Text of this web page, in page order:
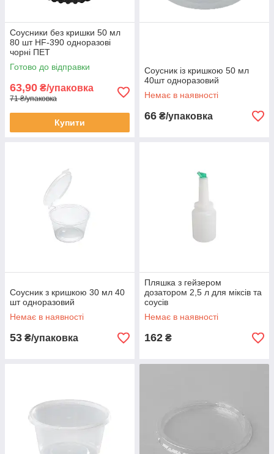
Соусники без кришки 50 мл
80 шт HF-390 одноразові
чорні ПЕТ
Готово до відправки
63,90 ₴/упаковка
71 ₴/упаковка
Купити
Соусник із кришкою 50 мл
40шт одноразовий
Немає в наявності
66 ₴/упаковка
Соусник з кришкою 30 мл 40
шт одноразовий
Немає в наявності
53 ₴/упаковка
Пляшка з гейзером
дозатором 2,5 л для міксів та
соусів
Немає в наявності
162 ₴